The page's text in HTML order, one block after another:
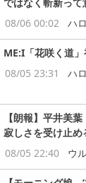
08/06 00:02
ハ
ME:I「花咲く道
08/05 23:31
ハ
【朗報】平井美
寂しさを受け止め
08/05 22:40
ウ